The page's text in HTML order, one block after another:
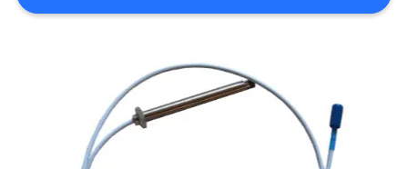
উদ্ধৃতির